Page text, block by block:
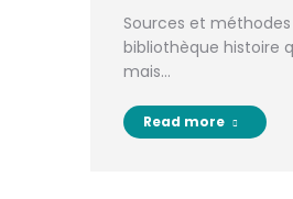
Sources et
bibliothèque histoire
mais…
Read more